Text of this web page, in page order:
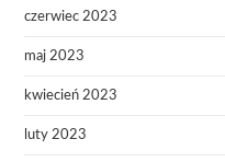
czerwiec 2023
maj 2023
kwiecień 2023
luty 2023